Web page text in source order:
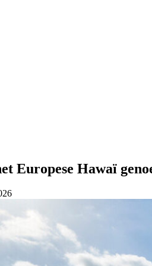
Europese Hawaï